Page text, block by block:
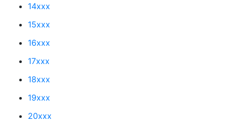
14xxx
15xxx
16xxx
17xxx
18xxx
19xxx
20xxx